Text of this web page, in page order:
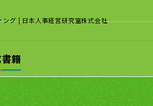
ング| 日本人事経営研究室株式会社
書籍